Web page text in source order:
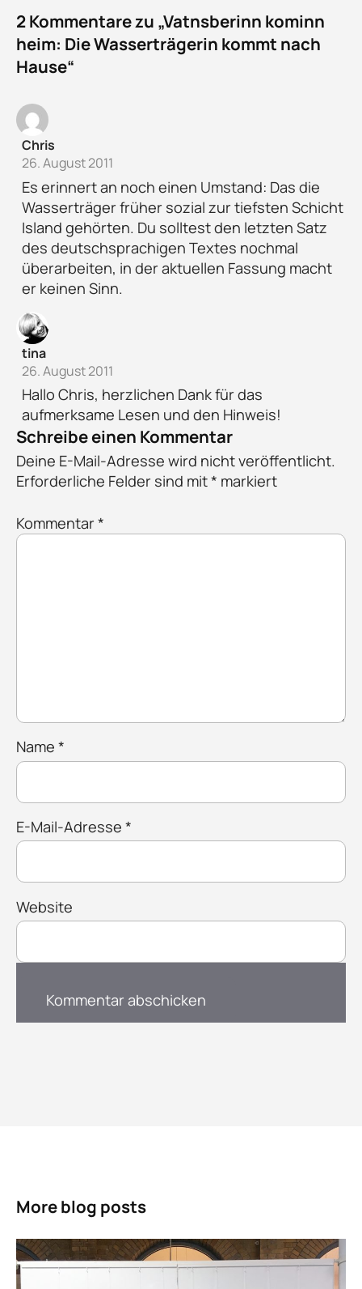
2 Kommentare zu „Vatnsberinn kominn
heim: Die Wasserträgerin kommt nach
Hause“
Chris
26. August 2011
Es erinnert an noch einen Umstand: Das die
Wasserträger früher sozial zur tiefsten Schicht
Island gehörten. Du solltest den letzten Satz
des deutschsprachigen Textes nochmal
überarbeiten, in der aktuellen Fassung macht
er keinen Sinn.
tina
26. August 2011
Hallo Chris, herzlichen Dank für das
aufmerksame Lesen und den Hinweis!
Schreibe einen Kommentar
Deine E-Mail-Adresse wird nicht veröffentlicht.
Erforderliche Felder sind mit* markiert
Kommentar *
Name *
E-Mail-Adresse *
Website
More blog posts